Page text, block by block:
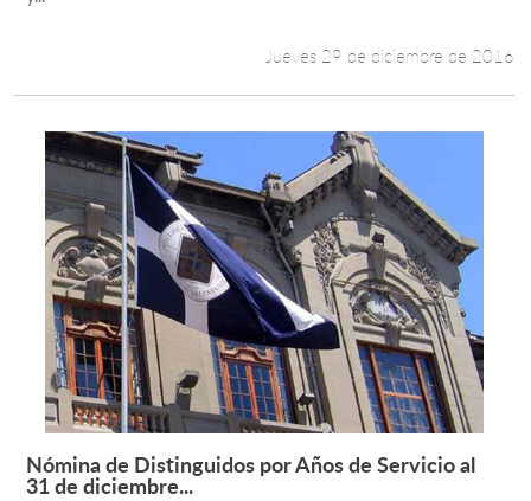
Jueves 29 de diciembre de 2016
Leer más +
Nómina de Distinguidos por Años de Servicio al
31 de diciembre...